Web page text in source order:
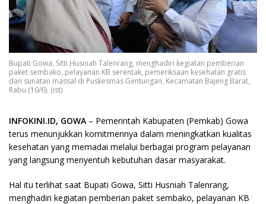
Bupati Gowa, Sitti Husniah Talenrang, menghadiri kegiatan pemberian
paket sembako, pelayanan KB serentak, pemeriksaan kesehatan gratis
dan sunatan massal di Puskesmas Gentungan, Kecamatan Bajeng Barat,
Rabu (10/6). (ist)
INFOKINI.ID, GOWA – Pemerintah Kabupaten (Pemkab) Gowa
terus menunjukkan komitmennya dalam meningkatkan kualitas
kesehatan yang memadai melalui berbagai program pelayanan
yang langsung menyentuh kebutuhan dasar masyarakat.
Hal itu terlihat saat Bupati Gowa, Sitti Husniah Talenrang,
menghadiri kegiatan pemberian paket sembako, pelayanan KB